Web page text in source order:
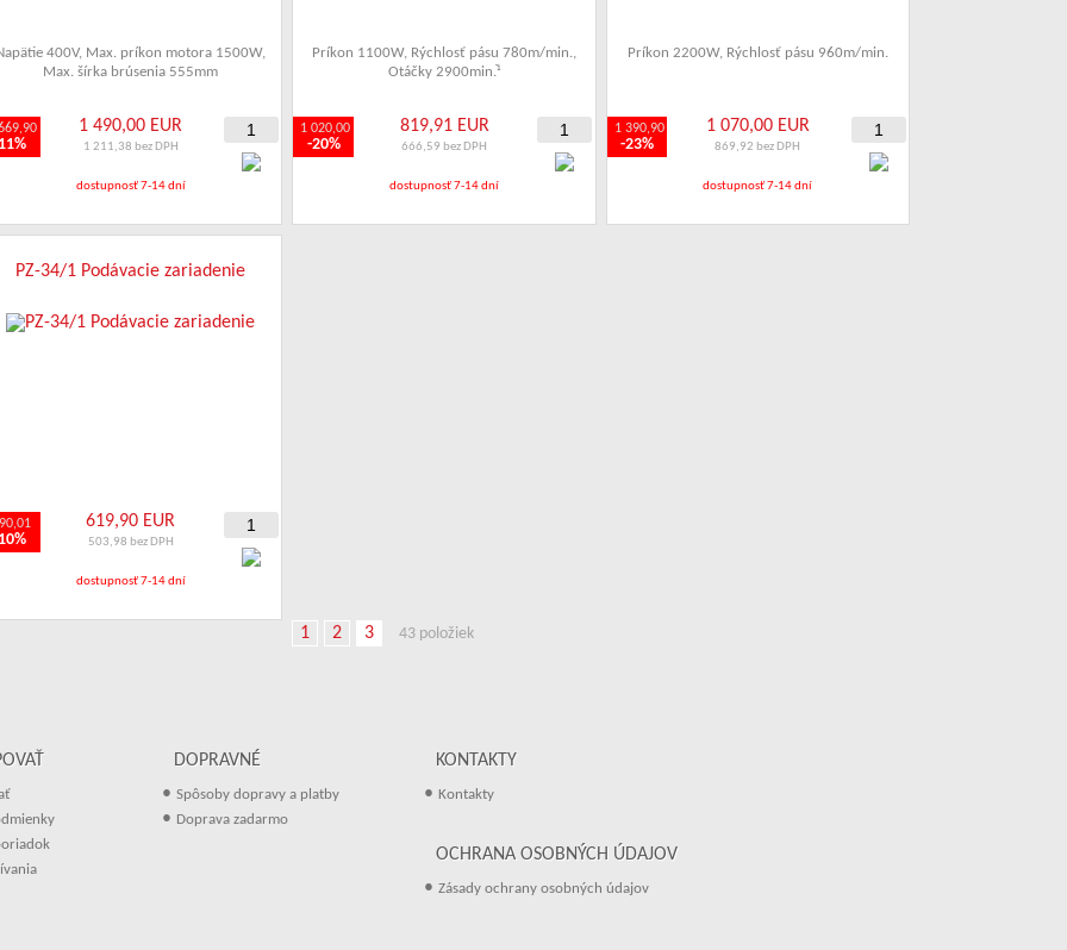
400V, Max. príkon motora 1500W,
Max. šírka brúsenia 555mm
1 490,00 EUR
1 211,38 bez DPH
dostupnosť 7-14 dní
Príkon 1100W, Rýchlosť pásu 780m/min.,
Otáčky 2900min.ֿ¹
1 020,00
-20%
819,91 EUR
666,59 bez DPH
dostupnosť 7-14 dní
Príkon 2200W, Rýchlosť pásu 960m/min.
1 390,90
-23%
1 070,00 EUR
869,92 bez DPH
dostupnosť 7-14 dní
PZ-34/1 Podávacie zariadenie
619,90 EUR
503,98 bez DPH
dostupnosť 7-14 dní
1 2 3 43 položiek
DOPRAVNÉ
• Spôsoby dopravy a platby
• Doprava zadarmo
KONTAKTY
• Kontakty
OCHRANA OSOBNÝCH ÚDAJOV
• Zásady ochrany osobných údajov